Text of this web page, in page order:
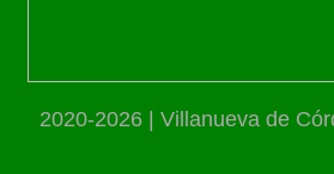
2020-2026 | Villanueva de